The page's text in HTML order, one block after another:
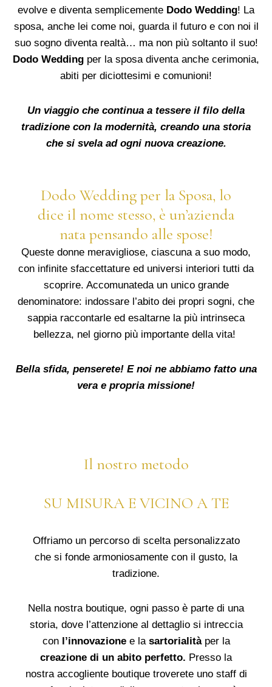
evolve e diventa semplicemente Dodo Wedding! La
sposa, anche lei come noi, guarda il futuro e con noi il
suo sogno diventa realtà… ma non più soltanto il suo!
Dodo Wedding per la sposa diventa anche cerimonia,
abiti per diciottesimi e comunioni!
Un viaggio che continua a tessere il filo della
tradizione con la modernità, creando una storia
che si svela ad ogni nuova creazione.
Dodo Wedding per la Sposa, lo
dice il nome stesso, è un’azienda
nata pensando alle spose!
Queste donne meravigliose, ciascuna a suo modo,
con infinite sfaccettature ed universi interiori tutti da
scoprire. Accomunateda un unico grande
denominatore: indossare l’abito dei propri sogni, che
sappia raccontarle ed esaltarne la più intrinseca
bellezza, nel giorno più importante della vita!
Bella sfida, penserete! E noi ne abbiamo fatto una
vera e propria missione!
Il nostro metodo
SU MISURA E VICINO A TE
Offriamo un percorso di scelta personalizzato
che si fonde armoniosamente con il gusto, la
tradizione.
Nella nostra boutique, ogni passo è parte di una
storia, dove l’attenzione al dettaglio si intreccia
con l’innovazionee la sartorialitàper la
creazione di un abito perfetto. Presso la
nostra accogliente boutique troverete uno staff di